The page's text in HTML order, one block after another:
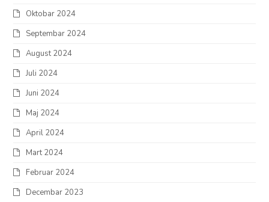
Oktobar 2024
Septembar 2024
August 2024
Juli 2024
Juni 2024
Maj 2024
April 2024
Mart 2024
Februar 2024
Decembar 2023